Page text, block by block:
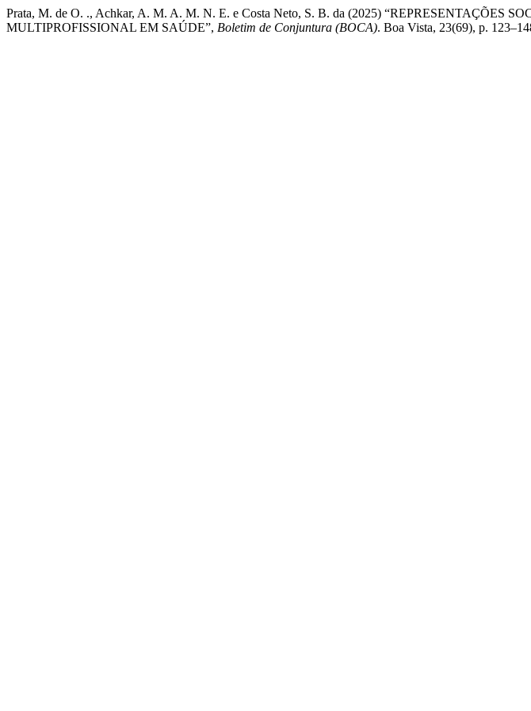
Prata, M. de O. ., Achkar, A. M. A. M. N. E. e Costa Neto, S. B. da (2025)
MULTIPROFISSIONAL EM SAÚDE”, Boletim de Conjuntura (BOCA). Boa Vista, 23(69), p.